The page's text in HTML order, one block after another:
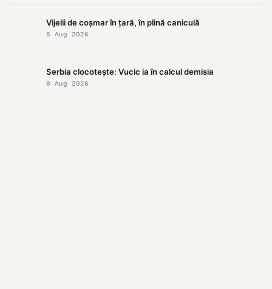
Vijelii de coșmar în țară, în plină caniculă
8 Aug 2026
Serbia clocotește: Vucic ia în calcul demisia
8 Aug 2026